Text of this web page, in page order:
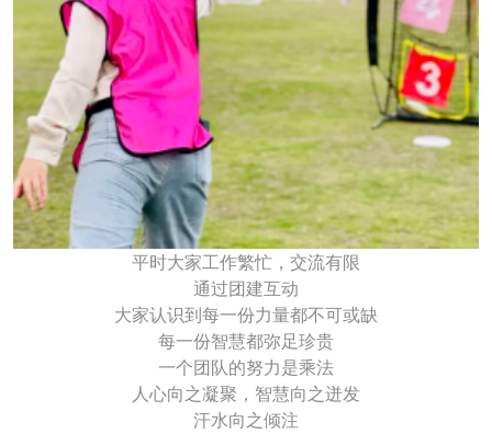
平时大家工作繁忙，交流有限
通过团建互动
大家认识到每一份力量都不可或缺
每一份智慧都弥足珍贵
一个团队的努力是乘法
人心向之凝聚，智慧向之迸发
汗水向之倾注